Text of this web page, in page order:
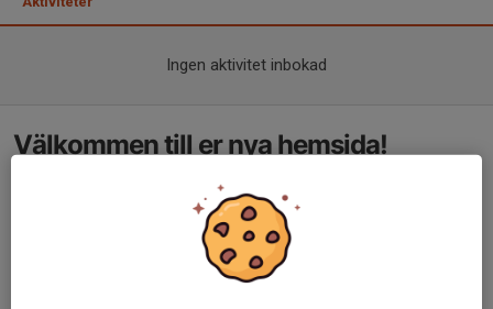
Ingen aktivitet inbokad
Välkommen till er nya hemsida!